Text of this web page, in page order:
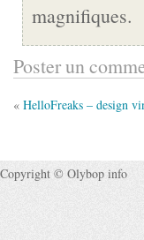
magnifiques.
Poster un
« HelloFreaks – design
Copyright © Olybop info